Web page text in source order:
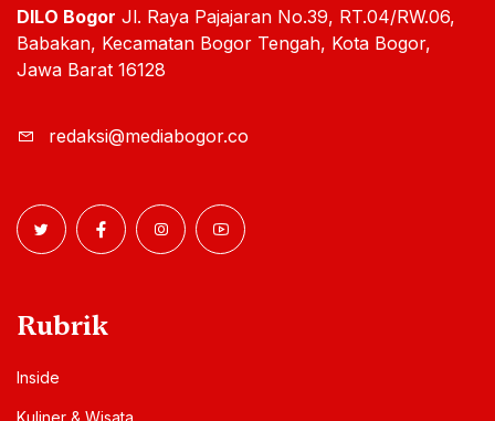
DILO Bogor Jl. Raya Pajajaran No.39, RT.04/RW.06,
Babakan, Kecamatan Bogor Tengah, Kota Bogor,
Jawa Barat 16128
redaksi@mediabogor.co
Rubrik
Inside
Kuliner & Wisata